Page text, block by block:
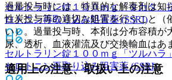
セルトラリン錠１００ｍｇ「タカタ」
ロトニン再取り込み阻害薬 (SSRI)
セルトラリン錠１００ｍｇ「ツルハラ」
セロトニン再取り込み阻害薬 (SSRI)
過量投与時には、特異的な解毒剤は知
性炭投与等の適切な処置を行うこと（
い）。過量投与時、本剤は分布容積が
尿、透析、血液灌流及び交換輸血はあ
適用上の注意、取扱い上の注意